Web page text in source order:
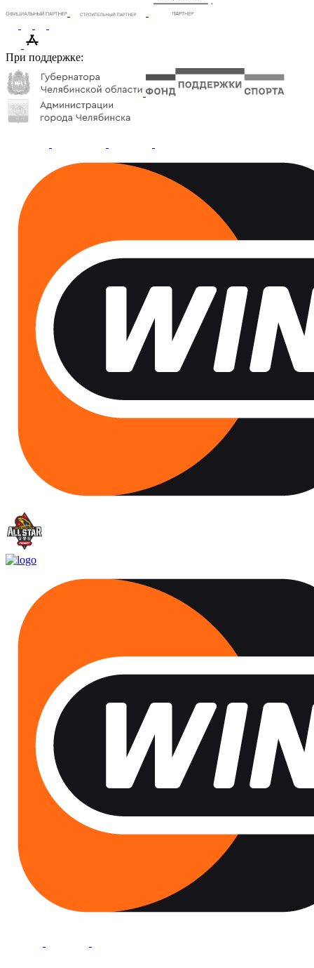
При поддержке: